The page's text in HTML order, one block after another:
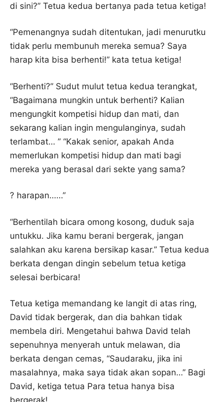
di sini?” Tetua kedua bertanya pada tetua ketiga!
“Pemenangnya sudah ditentukan, jadi menurutku
tidak perlu membunuh mereka semua? Saya
harap kita bisa berhenti!” kata tetua ketiga!
“Berhenti?” Sudut mulut tetua kedua terangkat,
“Bagaimana mungkin untuk berhenti? Kalian
mengungkit kompetisi hidup dan mati, dan
sekarang kalian ingin mengulanginya, sudah
terlambat… ” “Kakak senior, apakah Anda
memerlukan kompetisi hidup dan mati bagi
mereka yang berasal dari sekte yang sama?
? harapan……”
“Berhentilah bicara omong kosong, duduk saja
untukku. Jika kamu berani bergerak, jangan
salahkan aku karena bersikap kasar.” Tetua kedua
berkata dengan dingin sebelum tetua ketiga
selesai berbicara!
Tetua ketiga memandang ke langit di atas ring,
David tidak bergerak, dan dia bahkan tidak
membela diri. Mengetahui bahwa David telah
sepenuhnya menyerah untuk melawan, dia
berkata dengan cemas, “Saudaraku, jika ini
masalahnya, maka saya tidak akan sopan…” Bagi
David, ketiga tetua Para tetua hanya bisa
bergerak!